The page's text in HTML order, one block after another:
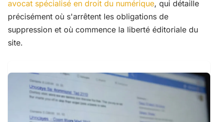
avocat spécialisé en droit du numérique, qui détaille
précisément où s'arrêtent les obligations de
suppression et où commence la liberté éditoriale du
site.